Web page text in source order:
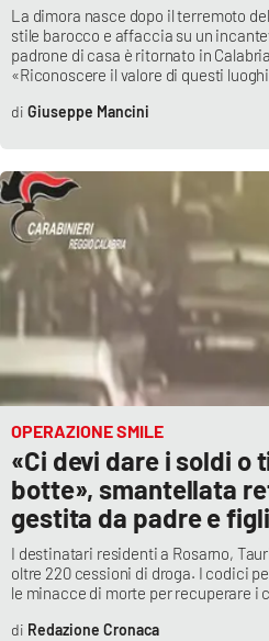
La dimora nasce dopo il terremoto
stile barocco e affaccia su un
padrone di casa è ritornato in
«Riconoscere il valore di questi
Giuseppe Mancini
OPERAZIONE SMILE
«Ci devi dare i soldi o
botte», smantellata
gestita da padre e
I destinatari residenti a Rosarno,
oltre 220 cessioni di droga. I codici
le minacce di morte per recuperare i
Redazione Cronaca